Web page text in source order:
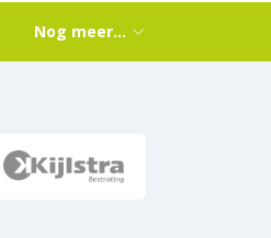
Nog meer…